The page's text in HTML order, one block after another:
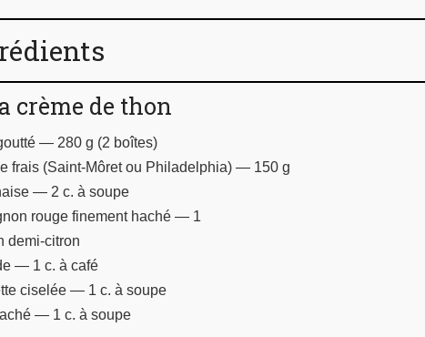
crème de thon
— 280 g (2 boîtes)
frais (Saint-Môret ou Philadelphia) — 150 g
— 2 c. à soupe
rouge finement haché — 1
demi-citron
— 1 c. à café
ciselée — 1 c. à soupe
— 1 c. à soupe